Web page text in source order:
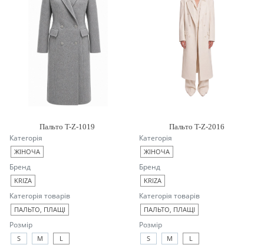
Пальто T-Z-1019
Категорія
ЖІНОЧА
Бренд
KRIZA
Категорія товарів
ПАЛЬТО, ПЛАЩІ
Розмір
S M L
Пальто T-Z-2016
Категорія
ЖІНОЧА
Бренд
KRIZA
Категорія товарів
ПАЛЬТО, ПЛАЩІ
Розмір
S M L